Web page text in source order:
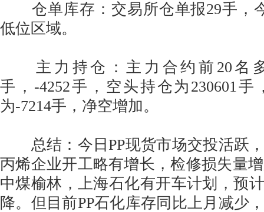
仓单库存：交易所仓单报29手，
低位区域。
主力持仓：主力合约前20名多
手，-4252手，空头持仓为230601手
为-7214手，净空增加。
总结：今日PP现货市场交投活跃
丙烯企业开工略有增长，检修损失量
中煤榆林，上海石化有开车计划，预
降。但目前PP石化库存同比上月减少